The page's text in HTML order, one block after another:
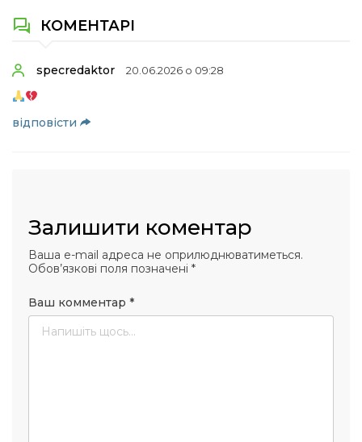
КОМЕНТАРІ
specredaktor 20.06.2026 о 09:28
відповіcти
Залишити коментар
Ваша e-mail адреса не оприлюднюватиметься.
Обов’язкові поля позначені *
Ваш комментар *